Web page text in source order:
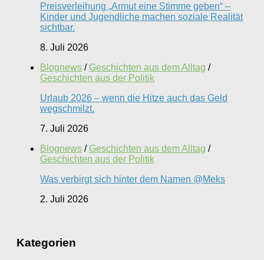
Preisverleihung „Armut eine Stimme geben“ –
Kinder und Jugendliche machen soziale Realität
sichtbar.
8. Juli 2026
Blognews / Geschichten aus dem Alltag /
Geschichten aus der Politik
Urlaub 2026 – wenn die Hitze auch das Geld
wegschmilzt.
7. Juli 2026
Blognews / Geschichten aus dem Alltag /
Geschichten aus der Politik
Was verbirgt sich hinter dem Namen @Meks
2. Juli 2026
Kategorien